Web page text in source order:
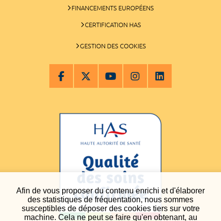
Afin de vous proposer du contenu enrichi et d'élaborer
des statistiques de fréquentation, nous sommes
susceptibles de déposer des cookies tiers sur votre
machine. Cela ne peut se faire qu'en obtenant, au
FINANCEMENTS EUROPÉENS
CERTIFICATION HAS
GESTION DES COOKIES